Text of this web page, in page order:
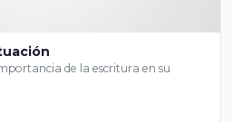
de la escritura en su